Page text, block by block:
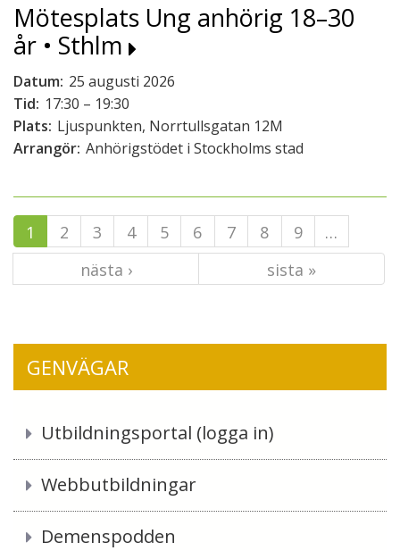
Mötesplats Ung anhörig 18–30
år • Sthlm
Datum: 25 augusti 2026
Tid: 17:30 – 19:30
Plats: Ljuspunkten, Norrtullsgatan 12M
Arrangör: Anhörigstödet i Stockholms stad
1 2 3 4 5 6 7 8 9
…
nästa ›
sista »
GENVÄGAR
Utbildningsportal (logga in)
Webbutbildningar
Demenspodden